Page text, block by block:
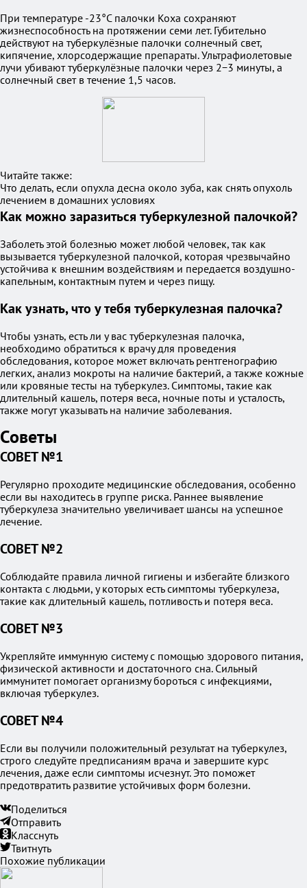
При температуре -23°С палочки Коха сохраняют
жизнеспособность на протяжении семи лет. Губительно
действуют на туберкулёзные палочки солнечный свет,
кипячение, хлорсодержащие препараты. Ультрафиолетовые
лучи убивают туберкулёзные палочки через 2−3 минуты, а
солнечный свет в течение 1,5 часов.
Читайте также:
Что делать, если опухла десна около зуба, как снять опухоль
лечением в домашних условиях
Как можно заразиться туберкулезной палочкой?
Заболеть этой болезнью может любой человек, так как
вызывается туберкулезной палочкой, которая чрезвычайно
устойчива к внешним воздействиям и передается воздушно-
капельным, контактным путем и через пищу.
Как узнать, что у тебя туберкулезная палочка?
Чтобы узнать, есть ли у вас туберкулезная палочка,
необходимо обратиться к врачу для проведения
обследования, которое может включать рентгенографию
легких, анализ мокроты на наличие бактерий, а также кожные
или кровяные тесты на туберкулез. Симптомы, такие как
длительный кашель, потеря веса, ночные поты и усталость,
также могут указывать на наличие заболевания.
Советы
СОВЕТ №1
Регулярно проходите медицинские обследования, особенно
если вы находитесь в группе риска. Раннее выявление
туберкулеза значительно увеличивает шансы на успешное
лечение.
СОВЕТ №2
Соблюдайте правила личной гигиены и избегайте близкого
контакта с людьми, у которых есть симптомы туберкулеза,
такие как длительный кашель, потливость и потеря веса.
СОВЕТ №3
Укрепляйте иммунную систему с помощью здорового питания,
физической активности и достаточного сна. Сильный
иммунитет помогает организму бороться с инфекциями,
включая туберкулез.
СОВЕТ №4
Если вы получили положительный результат на туберкулез,
строго следуйте предписаниям врача и завершите курс
лечения, даже если симптомы исчезнут. Это поможет
предотвратить развитие устойчивых форм болезни.
Поделиться
Отправить
Класснуть
Твитнуть
Похожие публикации